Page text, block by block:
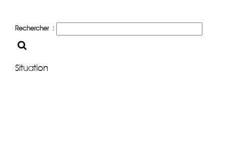
Rechercher :
Situation